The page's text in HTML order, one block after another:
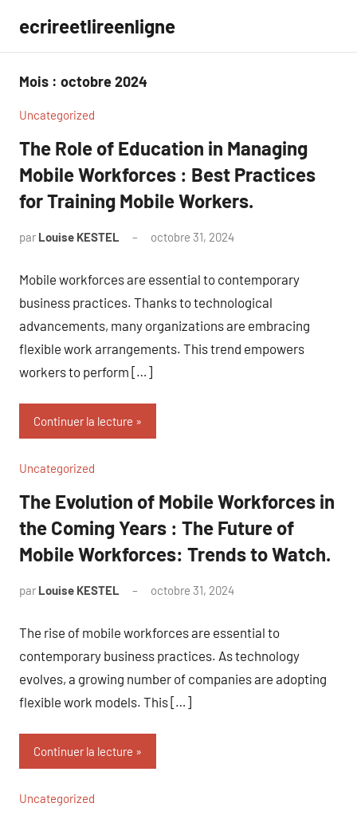
contenu
ecrireetlireenligne
Mois : octobre 2024
Uncategorized
The Role of Education in Managing
Mobile Workforces : Best Practices
for Training Mobile Workers.
par Louise KESTEL octobre 31, 2024
Mobile workforces are essential to contemporary
business practices. Thanks to technological
advancements, many organizations are embracing
flexible work arrangements. This trend empowers
workers to perform […]
Continuer la lecture
Uncategorized
The Evolution of Mobile Workforces in
the Coming Years : The Future of
Mobile Workforces: Trends to Watch.
par Louise KESTEL octobre 31, 2024
The rise of mobile workforces are essential to
contemporary business practices. As technology
evolves, a growing number of companies are adopting
flexible work models. This […]
Continuer la lecture
Uncategorized